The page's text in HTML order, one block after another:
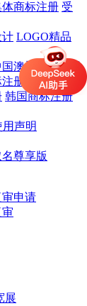
体商标注册 受
计 LOGO精品
国澳门商标注册
册
英国商标
韩国商标注册
声明
尊享版
申请
展